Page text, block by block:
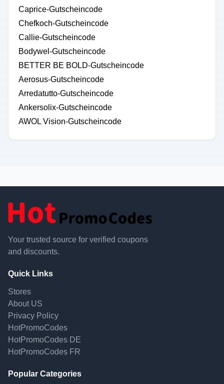
Caprice-Gutscheincode
Chefkoch-Gutscheincode
Callie-Gutscheincode
Bodywel-Gutscheincode
BETTER BE BOLD-Gutscheincode
Aerosus-Gutscheincode
Arredatutto-Gutscheincode
Ankersolix-Gutscheincode
AWOL Vision-Gutscheincode
Your trusted source for verified coupons
and discounts.
Quick Links
Stores
About US
Privacy Policy
HotPromoCodes
HotPromoCodes DE
HotPromoCodes FR
Popular Categories